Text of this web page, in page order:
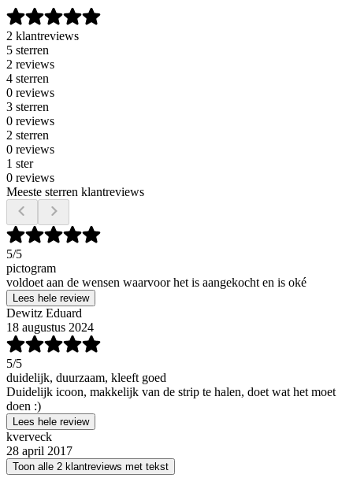
2 klantreviews
5 sterren
2 reviews
4 sterren
0 reviews
3 sterren
0 reviews
2 sterren
0 reviews
1 ster
0 reviews
Meeste sterren klantreviews
5/5
pictogram
voldoet aan de wensen waarvoor het is aangekocht en is oké
Lees hele review
Dewitz Eduard
18 augustus 2024
5/5
duidelijk, duurzaam, kleeft goed
Duidelijk icoon, makkelijk van de strip te halen, doet wat het moet
doen :)
Lees hele review
kverveck
28 april 2017
Toon alle 2 klantreviews met tekst